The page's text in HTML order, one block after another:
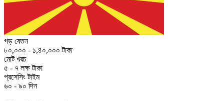
গড় বেতন
৮০,০০০ - ১,৪০,০০০ টাকা
মোট খরচ
৫ - ৭ লক্ষ টাকা
প্রসেসিং টাইম
৬০ - ৯০ দিন